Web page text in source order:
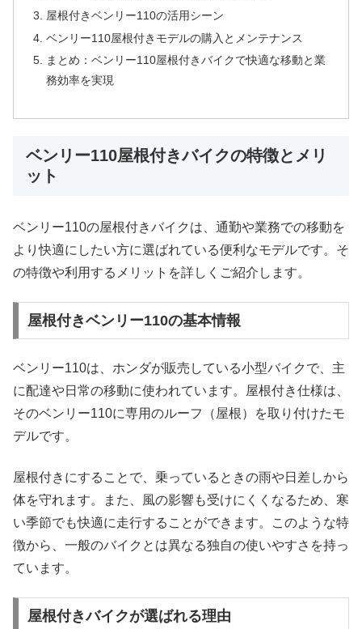
屋根付きベンリー110の活用シーン
ベンリー110屋根付きモデルの購入とメンテナンス
まとめ：ベンリー110屋根付きバイクで快適な移動と業
務効率を実現
ベンリー110屋根付きバイクの特徴とメリ
ット
ベンリー110の屋根付きバイクは、通勤や業務での移動を
より快適にしたい方に選ばれている便利なモデルです。そ
の特徴や利用するメリットを詳しくご紹介します。
屋根付きベンリー110の基本情報
ベンリー110は、ホンダが販売している小型バイクで、主
に配達や日常の移動に使われています。屋根付き仕様は、
そのベンリー110に専用のルーフ（屋根）を取り付けたモ
デルです。
屋根付きにすることで、乗っているときの雨や日差しから
体を守れます。また、風の影響も受けにくくなるため、寒
い季節でも快適に走行することができます。このような特
徴から、一般のバイクとは異なる独自の使いやすさを持っ
ています。
屋根付きバイクが選ばれる理由